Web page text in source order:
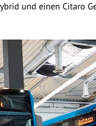
und einen Citaro